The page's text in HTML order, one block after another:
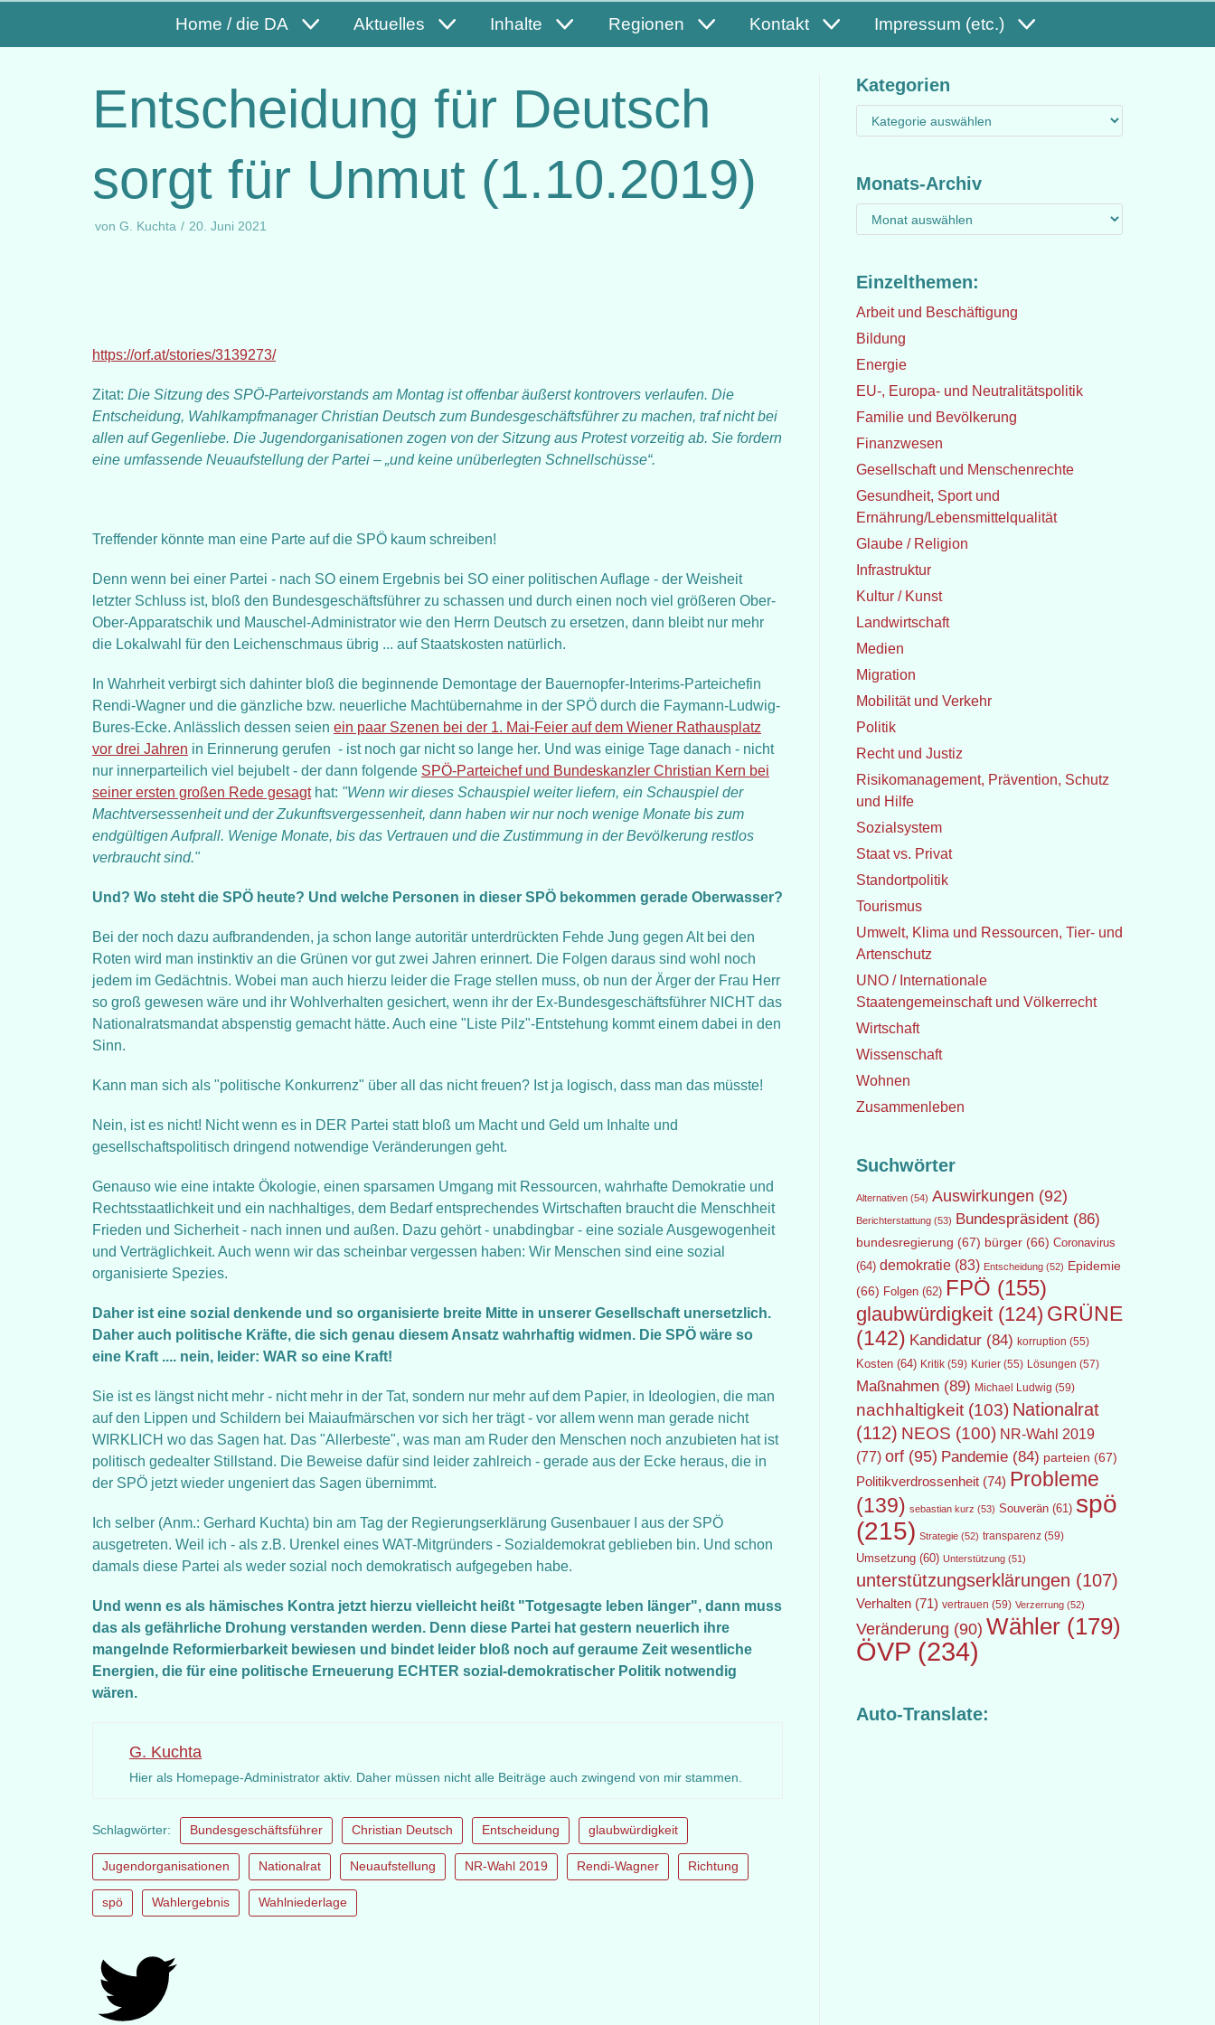
Home / die DA Aktuelles Inhalte Regionen Kontakt Impressum (etc.)
Entscheidung für Deutsch
sorgt für Unmut (1.10.2019)
von G. Kuchta 20. Juni 2021
https://orf.at/stories/3139273/
Zitat: Die Sitzung des SPÖ-Parteivorstands am Montag ist offenbar äußerst kontrovers verlaufen. Die
Entscheidung, Wahlkampfmanager Christian Deutsch zum Bundesgeschäftsführer zu machen, traf nicht bei
allen auf Gegenliebe. Die Jugendorganisationen zogen von der Sitzung aus Protest vorzeitig ab. Sie fordern
eine umfassende Neuaufstellung der Partei – „und keine unüberlegten Schnellschüsse“.
Treffender könnte man eine Parte auf die SPÖ kaum schreiben!
Denn wenn bei einer Partei - nach SO einem Ergebnis bei SO einer politischen Auflage - der Weisheit
letzter Schluss ist, bloß den Bundesgeschäftsführer zu schassen und durch einen noch viel größeren Ober-
Ober-Apparatschik und Mauschel-Administrator wie den Herrn Deutsch zu ersetzen, dann bleibt nur mehr
die Lokalwahl für den Leichenschmaus übrig ... auf Staatskosten natürlich.
In Wahrheit verbirgt sich dahinter bloß die beginnende Demontage der Bauernopfer-Interims-Parteichefin
Rendi-Wagner und die gänzliche bzw. neuerliche Machtübernahme in der SPÖ durch die Faymann-Ludwig-
Bures-Ecke. Anlässlich dessen seien ein paar Szenen bei der 1. Mai-Feier auf dem Wiener Rathausplatz
vor drei Jahren in Erinnerung gerufen - ist noch gar nicht so lange her. Und was einige Tage danach - nicht
nur innerparteilich viel bejubelt - der dann folgende SPÖ-Parteichef und Bundeskanzler Christian Kern bei
seiner ersten großen Rede gesagthat: "Wenn wir dieses Schauspiel weiter liefern, ein Schauspiel der
Machtversessenheit und der Zukunftsvergessenheit, dann haben wir nur noch wenige Monate bis zum
endgültigen Aufprall. Wenige Monate, bis das Vertrauen und die Zustimmung in der Bevölkerung restlos
verbraucht sind."
Und? Wo steht die SPÖ heute? Und welche Personen in dieser SPÖ bekommen gerade Oberwasser?
Bei der noch dazu aufbrandenden, ja schon lange autoritär unterdrückten Fehde Jung gegen Alt bei den
Roten wird man instinktiv an die Grünen vor gut zwei Jahren erinnert. Die Folgen daraus sind wohl noch
jedem im Gedächtnis. Wobei man auch hierzu leider die Frage stellen muss, ob nun der Ärger der Frau Herr
so groß gewesen wäre und ihr Wohlverhalten gesichert, wenn ihr der Ex-Bundesgeschäftsführer NICHT das
Nationalratsmandat abspenstig gemacht hätte. Auch eine "Liste Pilz"-Entstehung kommt einem dabei in den
Sinn.
Kann man sich als "politische Konkurrenz" über all das nicht freuen? Ist ja logisch, dass man das müsste!
Nein, ist es nicht! Nicht wenn es in DER Partei statt bloß um Macht und Geld um Inhalte und
gesellschaftspolitisch dringend notwendige Veränderungen geht.
Genauso wie eine intakte Ökologie, einen sparsamen Umgang mit Ressourcen, wahrhafte Demokratie und
Rechtsstaatlichkeit und ein nachhaltiges, dem Bedarf entsprechendes Wirtschaften braucht die Menschheit
Frieden und Sicherheit - nach innen und außen. Dazu gehört - unabdingbar - eine soziale Ausgewogenheit
und Verträglichkeit. Auch wenn wir das scheinbar vergessen haben: Wir Menschen sind eine sozial
organisierte Spezies.
Daher ist eine sozial denkende und so organisierte breite Mitte in unserer Gesellschaft unersetzlich.
Daher auch politische Kräfte, die sich genau diesem Ansatz wahrhaftig widmen. Die SPÖ wäre so
eine Kraft .... nein, leider: WAR so eine Kraft!
Sie ist es längst nicht mehr - nicht mehr in der Tat, sondern nur mehr auf dem Papier, in Ideologien, die man
auf den Lippen und Schildern bei Maiaufmärschen vor sich her trägt - vor allem wenn man gerade nicht
WIRKLICH wo das Sagen hat. Das "Allerbeste", was man am Ruder den Menschen noch anzubieten hat ist
politisch gedealter Stillstand. Die Beweise dafür sind leider zahlreich - gerade aus der Ecke heraus, die in
der SPÖ jetzt wieder ungeniert das Sagen übernimmt.
Ich selber (Anm.: Gerhard Kuchta) bin am Tag der Regierungserklärung Gusenbauer I aus der SPÖ
ausgetreten. Weil ich - als z.B. Urenkel eines WAT-Mitgründers - Sozialdemokrat geblieben bin. Und schon
damals diese Partei als weder sozial noch demokratisch aufgegeben habe.
Und wenn es als hämisches Kontra jetzt hierzu vielleicht heißt "Totgesagte leben länger", dann muss
das als gefährliche Drohung verstanden werden. Denn diese Partei hat gestern neuerlich ihre
mangelnde Reformierbarkeit bewiesen und bindet leider bloß noch auf geraume Zeit wesentliche
Energien, die für eine politische Erneuerung ECHTER sozial-demokratischer Politik notwendig
wären.
G. Kuchta
Hier als Homepage-Administrator aktiv. Daher müssen nicht alle Beiträge auch zwingend von mir stammen.
Schlagwörter: Bundesgeschäftsführer Christian Deutsch Entscheidung glaubwürdigkeit
Jugendorganisationen Nationalrat Neuaufstellung NR-Wahl 2019 Rendi-Wagner Richtung
spö Wahlergebnis Wahlniederlage
Kategorien
Monats-Archiv
Einzelthemen:
Arbeit und Beschäftigung
Bildung
Energie
EU-, Europa- und Neutralitätspolitik
Familie und Bevölkerung
Finanzwesen
Gesellschaft und Menschenrechte
Gesundheit, Sport und
Ernährung/Lebensmittelqualität
Glaube / Religion
Infrastruktur
Kultur / Kunst
Landwirtschaft
Medien
Migration
Mobilität und Verkehr
Politik
Recht und Justiz
Risikomanagement, Prävention, Schutz
und Hilfe
Sozialsystem
Staat vs. Privat
Standortpolitik
Tourismus
Umwelt, Klima und Ressourcen, Tier- und
Artenschutz
UNO / Internationale
Staatengemeinschaft und Völkerrecht
Wirtschaft
Wissenschaft
Wohnen
Zusammenleben
Suchwörter
Alternativen (54) Auswirkungen (92)
Berichterstattung (53) Bundespräsident (86)
bundesregierung (67) bürger (66) Coronavirus
(64) demokratie (83) Entscheidung (52) Epidemie
(66) Folgen (62) FPÖ (155)
glaubwürdigkeit (124) GRÜNE
(142) Kandidatur (84) korruption (55)
Kosten (64) Kritik (59) Kurier (55) Lösungen (57)
Maßnahmen (89) Michael Ludwig (59)
nachhaltigkeit (103) Nationalrat
(112) NEOS (100) NR-Wahl 2019
(77) orf (95) Pandemie (84) parteien (67)
Politikverdrossenheit (74) Probleme
(139) sebastian kurz (53) Souverän (61) spö
(215) Strategie (52) transparenz (59)
Umsetzung (60) Unterstützung (51)
unterstützungserklärungen (107)
Verhalten (71) vertrauen (59) Verzerrung (52)
Veränderung (90) Wähler (179)
ÖVP (234)
Auto-Translate: